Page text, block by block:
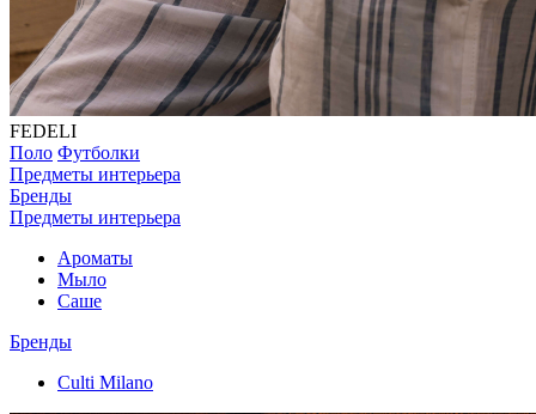
FEDELI
Поло Футболки
Предметы интерьера
Бренды
Предметы интерьера
Ароматы
Мыло
Саше
Бренды
Culti Milano